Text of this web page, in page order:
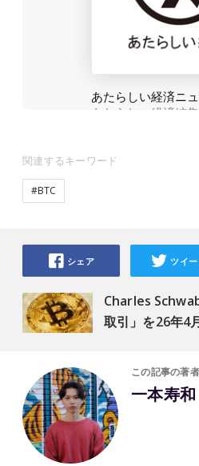
関連するキーワード
#BTC
Charles
取引」を26年4
シェア ツイー
この記事の著
一本寿和